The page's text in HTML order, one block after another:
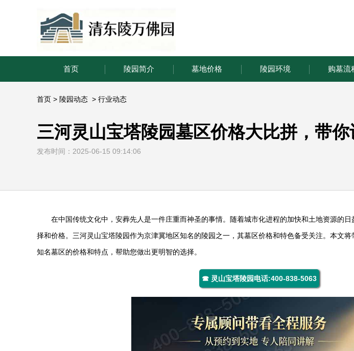
首页 陵园简介 墓地价格 陵园环境 购墓流
首页 > 陵园动态 > 行业动态
三河灵山宝塔陵园墓区价格大比拼，带你
发布时间：2025-06-15 09:14:06
在中国传统文化中，安葬先人是一件庄重而神圣的事情。随着城市化进程的加快和土地资源的
择和价格。三河灵山宝塔陵园作为京津冀地区知名的陵园之一，其墓区价格和特色备受关注。本文将
知名墓区的价格和特点，帮助您做出更明智的选择。
☎ 灵山宝塔陵园电话:400-838-5063